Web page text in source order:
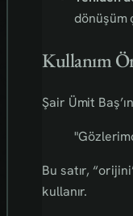
dönüşüm
Kullanım
Şair Ümit Baş’ın
Bu satır,
kullanır.